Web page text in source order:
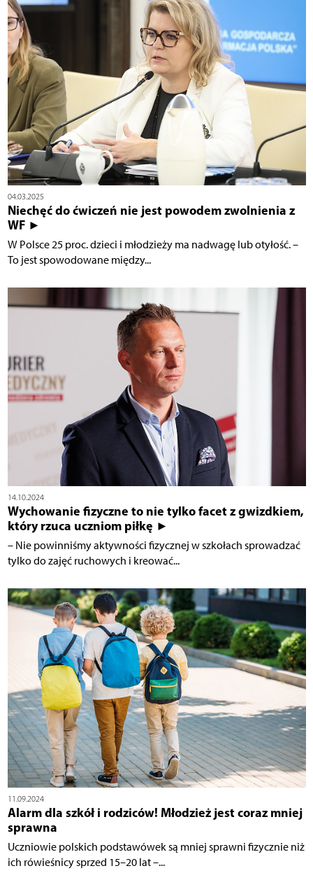
04.03.2025
Niechęć do ćwiczeń nie jest powodem zwolnienia z
WF ►
W Polsce 25 proc. dzieci i młodzieży ma nadwagę lub otyłość. –
To jest spowodowane między...
14.10.2024
Wychowanie fizyczne to nie tylko facet z gwizdkiem,
który rzuca uczniom piłkę ►
– Nie powinniśmy aktywności fizycznej w szkołach sprowadzać
tylko do zajęć ruchowych i kreować...
11.09.2024
Alarm dla szkół i rodziców! Młodzież jest coraz mniej
sprawna
Uczniowie polskich podstawówek są mniej sprawni fizycznie niż
ich rówieśnicy sprzed 15–20 lat –...